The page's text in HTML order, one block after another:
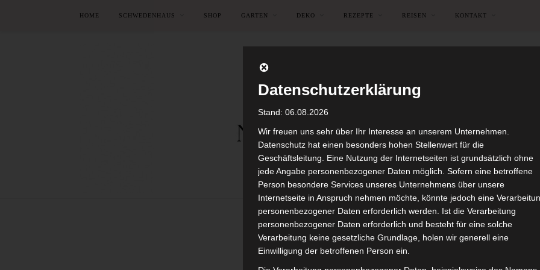
HOME SCHWEDENHAUS SHOP GARTEN DEKO REZEPTE REISEN KONTAKT
img_9802-1.jpg
Datenschutzerklärung
Stand: 06.08.2026
Wir freuen uns sehr über Ihr Interesse an unserem Unternehmen.
Datenschutz hat einen besonders hohen Stellenwert für die
Geschäftsleitung. Eine Nutzung der Internetseiten ist grundsätzlich ohne
jede Angabe personenbezogener Daten möglich. Sofern eine betroffene
Person besondere Services unseres Unternehmens über unsere
Internetseite in Anspruch nehmen möchte, könnte jedoch eine
personenbezogener Daten erforderlich werden. Ist die Verarbeitung
personenbezogener Daten erforderlich und besteht für eine solche
Verarbeitung keine gesetzliche Grundlage, holen wir generell eine
Einwilligung der betroffenen Person ein.